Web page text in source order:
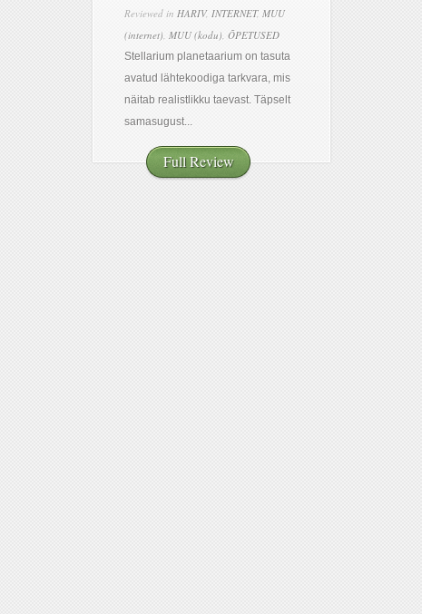
Reviewed in HARIV, INTERNET, MUU
(internet), MUU (kodu), ÕPETUSED
Stellarium planetaarium on tasuta
avatud lähtekoodiga tarkvara, mis
näitab realistlikku taevast. Täpselt
samasugust...
Full Review